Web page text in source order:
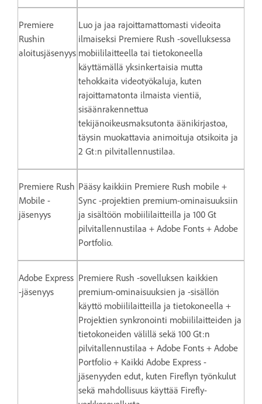
Premiere
Rushin
aloitusjäsenyys
Luo ja jaa rajoittamattomasti videoita
ilmaiseksi Premiere Rush -sovelluksessa
mobiililaitteella tai tietokoneella
käyttämällä yksinkertaisia mutta
tehokkaita videotyökaluja, kuten
rajoittamatonta ilmaista vientiä,
sisäänrakennettua
tekijänoikeusmaksutonta äänikirjastoa,
täysin muokattavia animoituja otsikoita ja
2 Gt:n pilvitallennustilaa.
Premiere Rush
Mobile -
jäsenyys
Pääsy kaikkiin Premiere Rush mobile +
Sync -projektien premium-ominaisuuksiin
ja sisältöön mobiililaitteilla ja 100 Gt
pilvitallennustilaa + Adobe Fonts + Adobe
Portfolio.
Adobe Express
-jäsenyys
Premiere Rush -sovelluksen kaikkien
premium-ominaisuuksien ja -sisällön
käyttö mobiililaitteilla ja tietokoneella +
Projektien synkronointi mobiililaitteiden ja
tietokoneiden välillä sekä 100 Gt:n
pilvitallennustilaa + Adobe Fonts + Adobe
Portfolio + Kaikki Adobe Express -
jäsenyyden edut, kuten Fireflyn työnkulut
sekä mahdollisuus käyttää Firefly-